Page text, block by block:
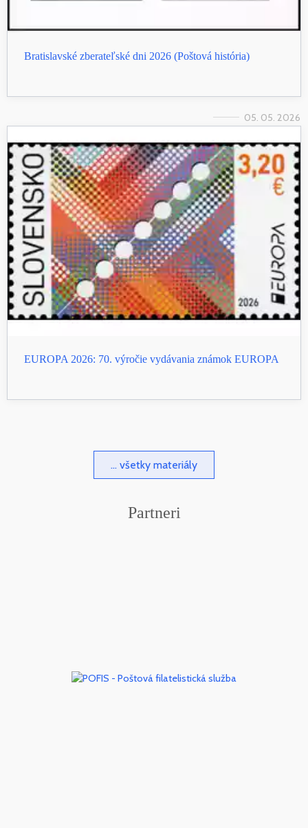
Bratislavské zberateľské dni 2026 (Poštová história)
05. 05. 2026
EUROPA 2026: 70. výročie vydávania známok EUROPA
... všetky materiály
Partneri